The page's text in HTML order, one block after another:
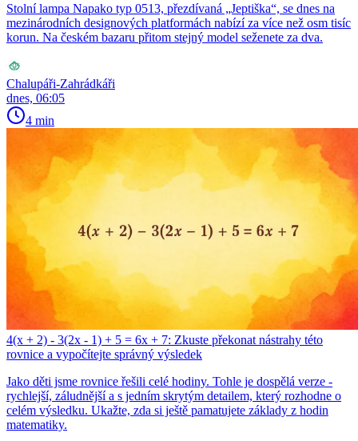
Stolní lampa Napako typ 0513, přezdívaná „Jeptiška“, se dnes na
mezinárodních designových platformách nabízí za více než osm tisíc
korun. Na českém bazaru přitom stejný model seženete za dva.
Chalupáři-Zahrádkáři
dnes, 06:05
4 min
4(x + 2) - 3(2x - 1) + 5 = 6x + 7: Zkuste překonat nástrahy této
rovnice a vypočítejte správný výsledek
Jako děti jsme rovnice řešili celé hodiny. Tohle je dospělá verze -
rychlejší, záludnější a s jedním skrytým detailem, který rozhodne o
celém výsledku. Ukažte, zda si ještě pamatujete základy z hodin
matematiky.